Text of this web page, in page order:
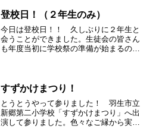
土日も片方だけでしか...
登校日！（２年生のみ）
今日は登校日！！ 久しぶりに２年生と
会うことができました。生徒会の皆さん
も年度当初に学校祭の準備が始まるの
生のみ。 まず、定期演奏会に...
すずかけまつり！
とうとうやって参りました！ 羽生市立
新郷第二小学校「すずかけまつり」へ出
演して参りました。色々なご縁から実現